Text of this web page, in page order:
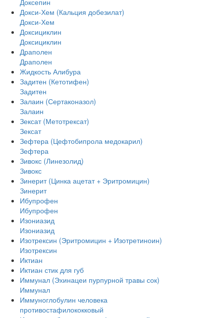
Доксепин
Докси-Хем (Кальция добезилат)
Докси-Хем
Доксициклин
Доксициклин
Драполен
Драполен
Жидкость Алибура
Задитен (Кетотифен)
Задитен
Залаин (Сертаконазол)
Залаин
Зексат (Метотрексат)
Зексат
Зефтера (Цефтобипрола медокарил)
Зефтера
Зивокс (Линезолид)
Зивокс
Зинерит (Цинка ацетат + Эритромицин)
Зинерит
Ибупрофен
Ибупрофен
Изониазид
Изониазид
Изотрексин (Эритромицин + Изотретиноин)
Изотрексин
Иктиан
Иктиан стик для губ
Иммунал (Эхинацеи пурпурной травы сок)
Иммунал
Иммуноглобулин человека
противостафилококковый